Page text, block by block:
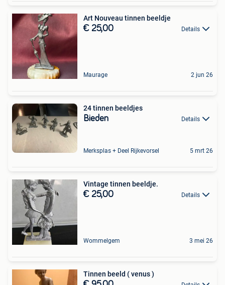
Art Nouveau tinnen beeldje
€ 25,00 Details
Maurage 2 jun 26
24 tinnen beeldjes
Bieden Details
Merksplas + Deel Rijkevorsel 5 mrt 26
Vintage tinnen beeldje.
€ 25,00 Details
Wommelgem 3 mei 26
Tinnen beeld ( venus )